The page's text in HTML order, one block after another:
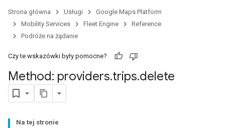
Strona główna Usługi
Google Maps Platform
Mobility Services
Fleet Engine
Reference
Podróże na żądanie
Czy te wskazówki były pomocne?
Method: providers.trips.delete
Na tej stronie